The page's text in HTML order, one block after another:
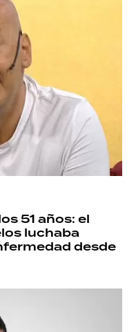
51 años: el
luchaba
desde